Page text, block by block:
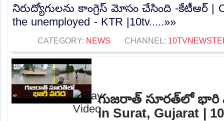
నిరుద్యోగులను కాంగ్రెస్ మోసం చేసింది -కేటీఆర్ |
the unemployed - KTR |10tv.....»»
CATEGORY: NEWS CHANNEL:
గుజరాత్‌ సూరత్‌లో భారి
in Surat, Gujarat |